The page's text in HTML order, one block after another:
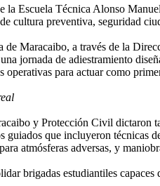
la Escuela Técnica Alonso
cultura preventiva, seguridad
Maracaibo, a través de la
jornada de adiestramiento
operativas para actuar como
y Protección Civil dictaron
guiados que incluyeron técnicas
atmósferas adversas, y
brigadas estudiantiles